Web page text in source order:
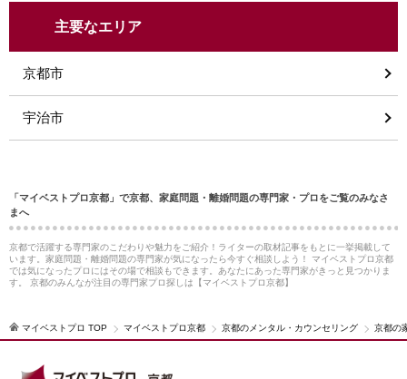
主要なエリア
京都市
宇治市
「マイベストプロ京都」で京都、家庭問題・離婚問題の専門家・プロをご覧のみなさ
まへ
京都で活躍する専門家のこだわりや魅力をご紹介！ライターの取材記事をもとに一挙掲載して
います。家庭問題・離婚問題の専門家が気になったら今すぐ相談しよう！ マイベストプロ京都
では気になったプロにはその場で相談もできます。あなたにあった専門家がきっと見つかりま
す。 京都のみんなが注目の専門家プロ探しは【マイベストプロ京都】
マイベストプロ TOP マイベストプロ京都 京都のメンタル・カウンセリング 京都の